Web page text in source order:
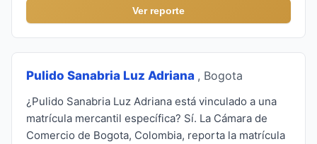
Ver reporte
Pulido Sanabria Luz Adriana , Bogota
¿Pulido Sanabria Luz Adriana está vinculado a una
matrícula mercantil específica? Sí. La Cámara de
Comercio de Bogota, Colombia, reporta la matrícula